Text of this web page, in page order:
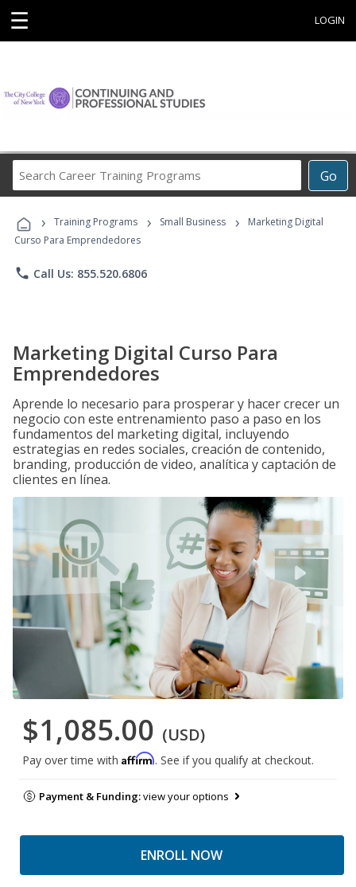
☰ LOGIN
Go
Career
Programs
› Training Programs › Small Business ›
Marketing Digital
Curso Para Emprendedores
phone Call Us: 855.520.6806
Marketing Digital Curso Para
Emprendedores
Aprende lo necesario para prosperar y hacer crecer un
negocio con este entrenamiento paso a paso en los
fundamentos del marketing digital, incluyendo
estrategias en redes sociales, creación de contenido,
branding, producción de video, analítica y captación de
clientes en línea.
$1,085.00 (USD)
Pay over time with Affirm. See if you qualify at checkout.
Payment & Funding:view your options
ENROLL NOW